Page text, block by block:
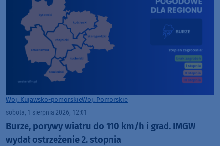
Woj. Kujawsko-pomorskieWoj. Pomorskie
sobota, 1 sierpnia 2026, 12:01
Burze, porywy wiatru do 110 km/h i grad. IMGW
wydał ostrzeżenie 2. stopnia